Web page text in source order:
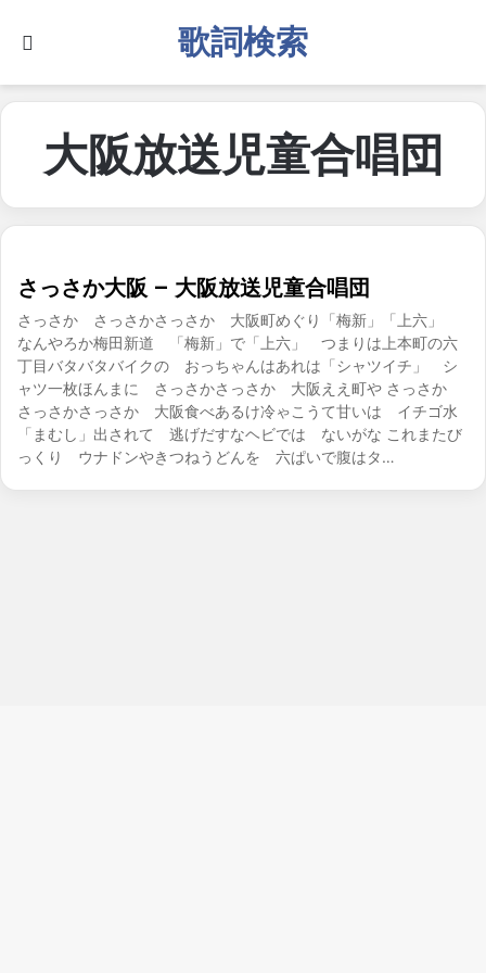
歌詞検索
大阪放送児童合唱団
さっさか大阪 – 大阪放送児童合唱団
さっさか さっさかさっさか 大阪町めぐり「梅新」「上六」
なんやろか梅田新道 「梅新」で「上六」 つまりは上本町の六
丁目バタバタバイクの おっちゃんはあれは「シャツイチ」 シ
ャツ一枚ほんまに さっさかさっさか 大阪ええ町や さっさか
さっさかさっさか 大阪食べあるけ冷ゃこうて甘いは イチゴ水
「まむし」出されて 逃げだすなヘビでは ないがな これまたび
っくり ウナドンやきつねうどんを 六ぱいで腹はタ…